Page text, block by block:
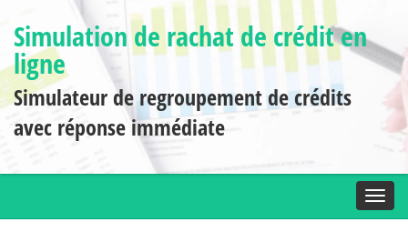
Simulation de rachat de crédit en
ligne
Simulateur de regroupement de crédits
avec réponse immédiate